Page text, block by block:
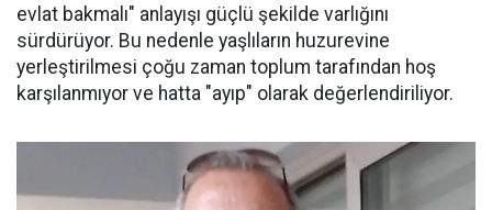
evlat bakmalı" anlayışı güçlü şekilde varlığını
sürdürüyor. Bu nedenle yaşlıların huzurevine
yerleştirilmesi çoğu zaman toplum tarafından hoş
karşılanmıyor ve hatta "ayıp" olarak değerlendiriliyor.